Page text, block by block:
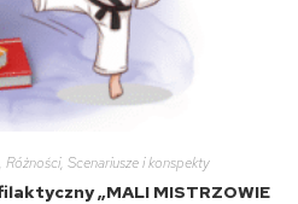
Różności, Scenariusze i konspekty
„MALI MISTRZOWIE